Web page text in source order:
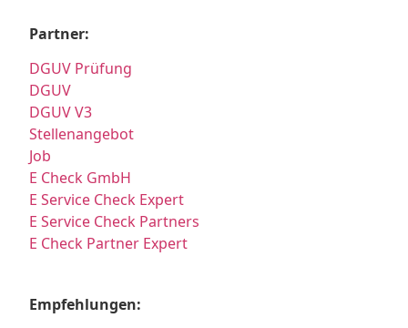
Partner:
DGUV Prüfung
DGUV
DGUV V3
Stellenangebot
Job
E Check GmbH
E Service Check Expert
E Service Check Partners
E Check Partner Expert
Empfehlungen: